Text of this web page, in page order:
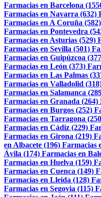
Farmacias en Barcelona
Farmacias en Navarra (632)
Farmacias en A Coruña (582)
Farmacias en Pontevedra
Farmacias en Asturias (529)
Farmacias en Sevilla (501)
Farmacias en Guipúzcoa
Farmacias en León (373)
Farmacias en Las Palmas
Farmacias en Valladolid
Farmacias en Salamanca
Farmacias en Granada (264)
Farmacias en Burgos (252)
Farmacias en Tarragona
Farmacias en Cádiz (229)
Farmacias en Girona (219)
en Albacete (196) Farmacias
Ávila (174) Farmacias en
Farmacias en Huelva (159)
Farmacias en Cuenca (149)
Farmacias en Lleida (128)
Farmacias en Segovia (115)